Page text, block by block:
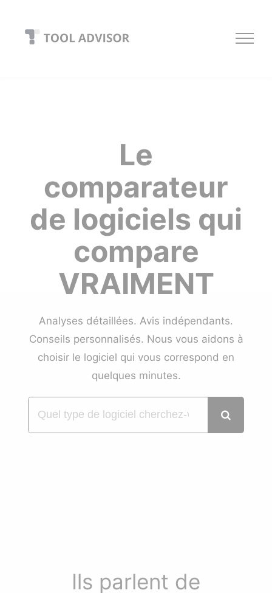
content
Le
comparateur
de logiciels qui
compare
VRAIMENT
Analyses détaillées. Avis indépendants.
Conseils personnalisés. Nous vous aidons à
choisir le logiciel qui vous correspond en
quelques minutes.
Ils parlent de